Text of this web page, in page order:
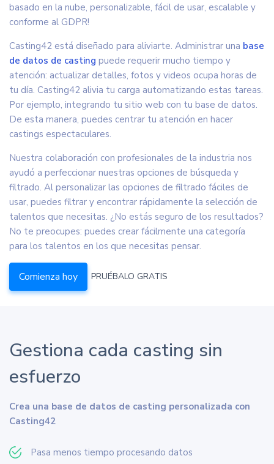
basado en la nube, personalizable, fácil de usar, escalable y
conforme al GDPR!
Casting42 está diseñado para aliviarte. Administrar una base
de datos de casting puede requerir mucho tiempo y
atención: actualizar detalles, fotos y videos ocupa horas de
tu día. Casting42 alivia tu carga automatizando estas tareas.
Por ejemplo, integrando tu sitio web con tu base de datos.
De esta manera, puedes centrar tu atención en hacer
castings espectaculares.
Nuestra colaboración con profesionales de la industria nos
ayudó a perfeccionar nuestras opciones de búsqueda y
filtrado. Al personalizar las opciones de filtrado fáciles de
usar, puedes filtrar y encontrar rápidamente la selección de
talentos que necesitas. ¿No estás seguro de los resultados?
No te preocupes: puedes crear fácilmente una categoría
para los talentos en los que necesitas pensar.
Comienza hoy PRUÉBALO GRATIS
Gestiona cada casting sin
esfuerzo
Crea una base de datos de casting personalizada con
Casting42
Pasa menos tiempo procesando datos